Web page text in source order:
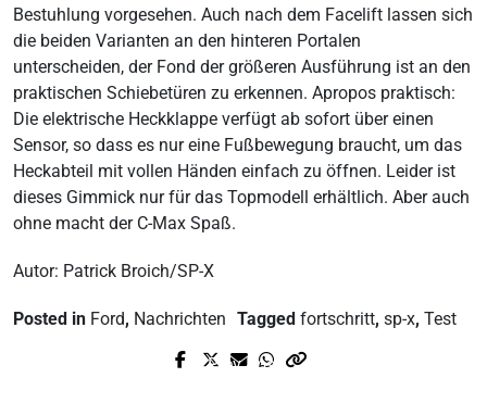
Bestuhlung vorgesehen. Auch nach dem Facelift lassen sich
die beiden Varianten an den hinteren Portalen
unterscheiden, der Fond der größeren Ausführung ist an den
praktischen Schiebetüren zu erkennen. Apropos praktisch:
Die elektrische Heckklappe verfügt ab sofort über einen
Sensor, so dass es nur eine Fußbewegung braucht, um das
Heckabteil mit vollen Händen einfach zu öffnen. Leider ist
dieses Gimmick nur für das Topmodell erhältlich. Aber auch
ohne macht der C-Max Spaß.
Autor: Patrick Broich/SP-X
Posted in Ford, Nachrichten Tagged fortschritt, sp-x, Test
Prev Post